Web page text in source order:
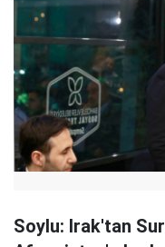
Soylu: Irak'tan